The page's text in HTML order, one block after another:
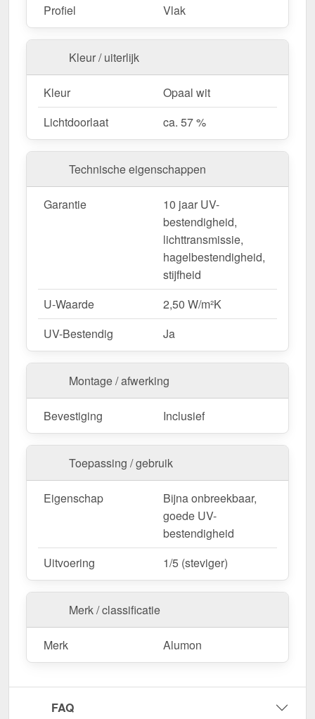
Fietsenstallingen & tuinconstructies
duurzaam.
Bestel nu uw Alumon lichtstraat | Type 1/5 –
Inclusief bevestiging en met 10 jaar UV-
bestendigheid, lichttransmissie,
hagelbestendigheid, stijfheid garantie!
Licht, sterk & duurzaam – perfect voor elk project!
Opgelet:Kopschotten optioneel te bestellen.
Wegens maatwerk / customisatie van herroepingsrecht uitgezonderd
Profiel Vlak
Kleur / uiterlijk
Kleur
Opaal wit
Lichtdoorlaat
ca. 57 %
Technische eigenschappen
Garantie
10 jaar UV-
bestendigheid,
lichttransmissie,
hagelbestendigheid,
stijfheid
U-Waarde
2,50 W/m²K
UV-Bestendig
Ja
Montage / afwerking
Bevestiging Inclusief
Toepassing / gebruik
Eigenschap
Bijna onbreekbaar,
goede UV-
bestendigheid
Uitvoering
1/5 (steviger)
Merk / classificatie
Merk Alumon
FAQ